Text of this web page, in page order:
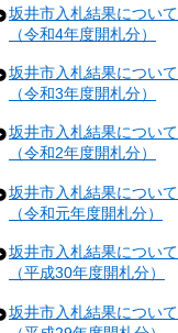
坂井市入札結果について
（令和4年度開札分）
坂井市入札結果について
（令和3年度開札分）
坂井市入札結果について
（令和2年度開札分）
坂井市入札結果について
（令和元年度開札分）
坂井市入札結果について
（平成30年度開札分）
坂井市入札結果について